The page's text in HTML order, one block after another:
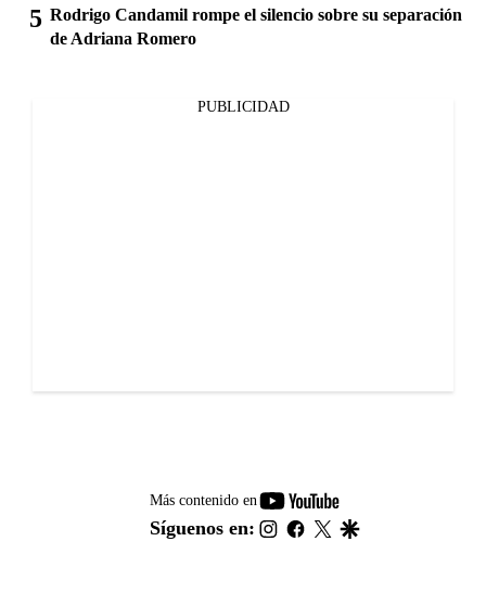
Rodrigo Candamil rompe el silencio sobre su separación
de Adriana Romero
PUBLICIDAD
Más contenido en
youtube-
footer
Síguenos en: instagram
facebook
twitter